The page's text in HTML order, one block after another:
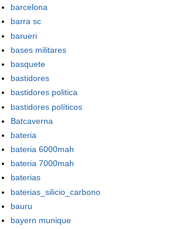
barcelona
barra sc
barueri
bases militares
basquete
bastidores
bastidores politica
bastidores políticos
Batcaverna
bateria
bateria 6000mah
bateria 7000mah
baterias
baterias_silicio_carbono
bauru
bayern munique